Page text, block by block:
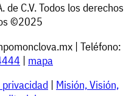
de C.V. Todos los derechos
©2025
| Teléfono:
| mapa
| Misión, Visión,